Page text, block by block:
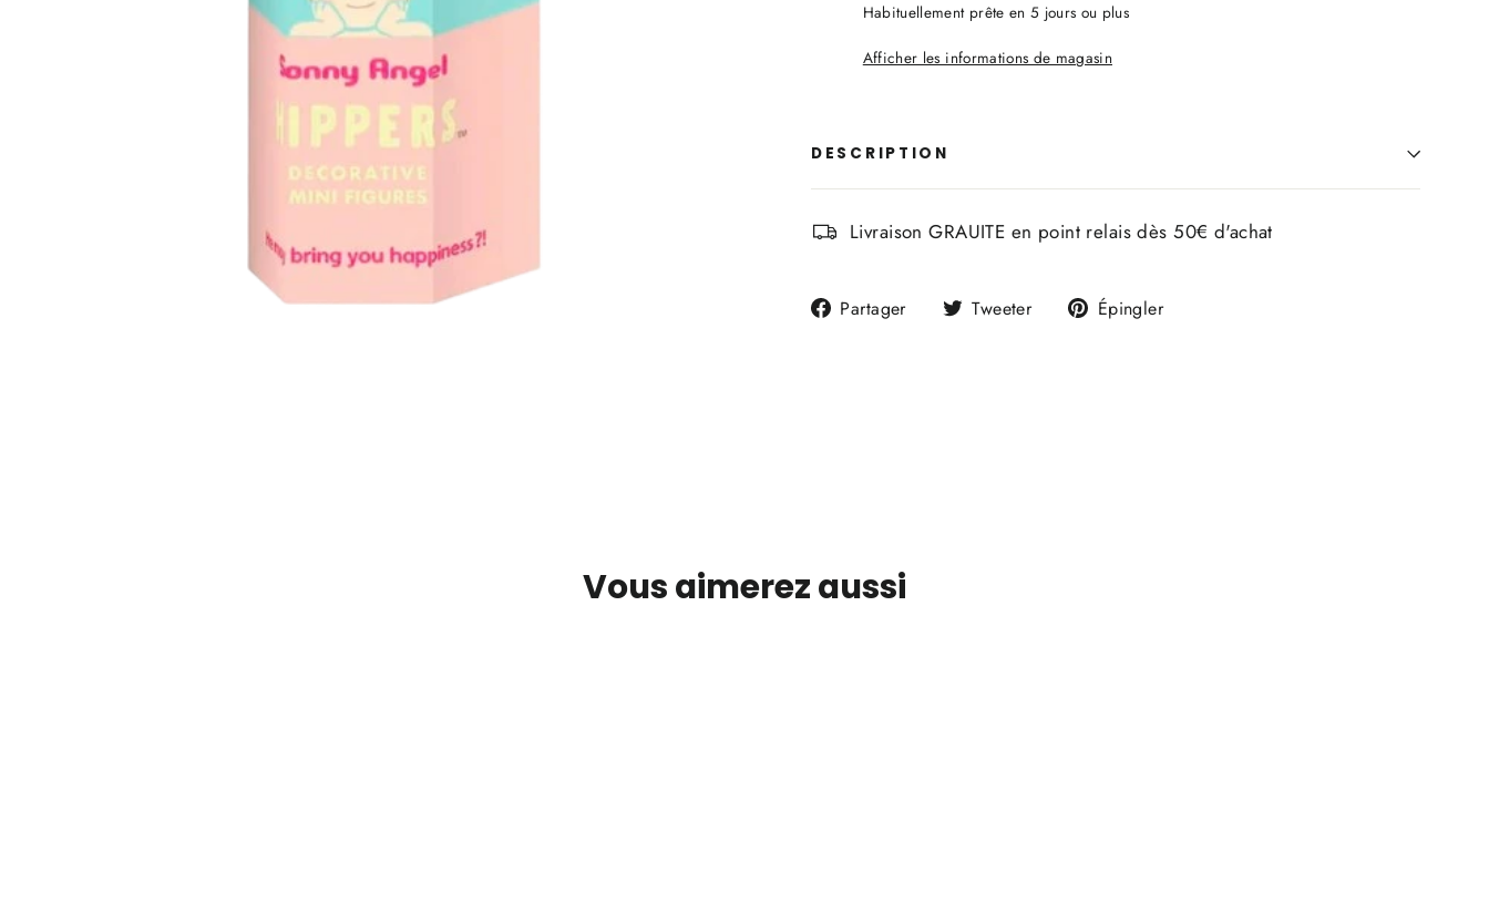
Habituellement prête en 5 jours ou plus
Afficher les informations de magasin
DESCRIPTION
Livraison GRAUITE en point relais dès 50€ d'achat
Partager
PartagerTweeter
TweeterÉpingler
Vous aimerez aussi